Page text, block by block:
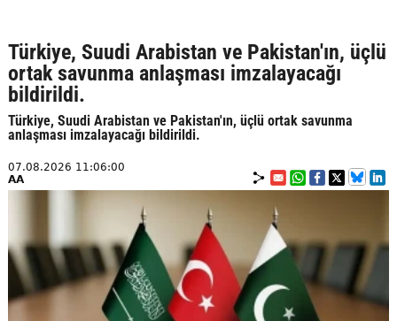
Türkiye, Suudi Arabistan ve Pakistan'ın, üçlü
ortak savunma anlaşması imzalayacağı
bildirildi.
Türkiye, Suudi Arabistan ve Pakistan'ın, üçlü ortak savunma
anlaşması imzalayacağı bildirildi.
07.08.2026 11:06:00
AA